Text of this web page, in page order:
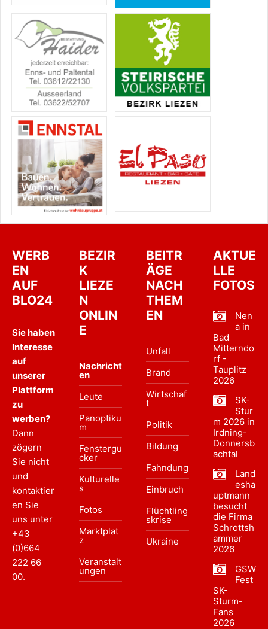
WERB
EN
AUF
BLO24
Sie haben
Interesse
auf
unserer
Plattform
zu
werben?
Dann
zögern
Sie nicht
und
kontaktier
en Sie
uns unter
+43
(0)664
222 66
00.
BEZIR
K
LIEZE
N
ONLIN
E
Nachricht
en
Leute
Panoptiku
m
Fenstergu
cker
Kulturelle
s
Fotos
Marktplat
z
Veranstalt
ungen
BEITR
ÄGE
NACH
THEM
EN
Unfall
Brand
Wirtschaf
t
Politik
Bildung
Fahndung
Einbruch
Flüchtling
skrise
Ukraine
AKTUE
LLE
FOTOS
Nen
a in
Bad
Mitterndo
rf -
Tauplitz
2026
SK-
Stur
m 2026 in
Irdning-
Donnersb
achtal
Land
esha
uptmann
besucht
die Firma
Schrottsh
ammer
2026
GSW
Fest
SK-
Sturm-
Fans
2026